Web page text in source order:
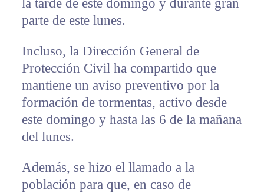
la tarde de este domingo y durante gran
parte de este lunes.
Incluso, la Dirección General de
Protección Civil ha compartido que
mantiene un aviso preventivo por la
formación de tormentas, activo desde
este domingo y hasta las 6 de la mañana
del lunes.
Además, se hizo el llamado a la
población para que, en caso de